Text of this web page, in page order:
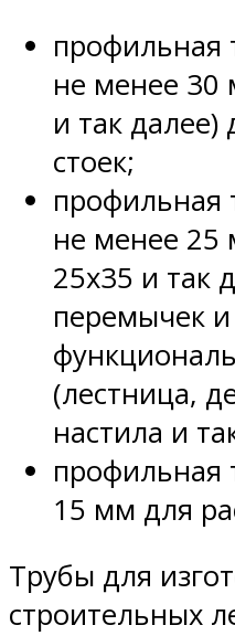
профильная
не менее 30
и так далее)
стоек;
профильная
не менее 25
25х35 и так
перемычек
(лестница,
настила и
профильная
15 мм для
Трубы для
строительных